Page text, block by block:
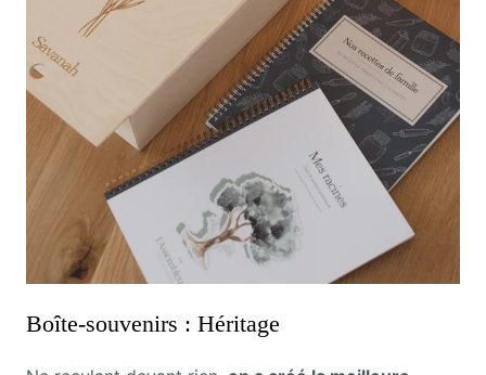
Boîte-souvenirs : Héritage